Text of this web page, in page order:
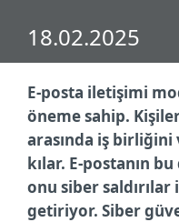
18.02.2025
E-posta iletişimi
öneme sahip.
arasında iş birliğini
kılar. E-postanın
onu siber
getiriyor. Siber